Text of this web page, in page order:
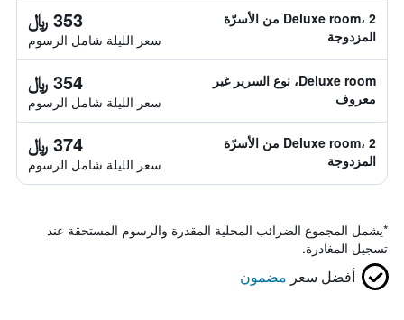
Deluxe room، 2 من الأسرّة
المزدوجة
353 ﷼
سعر الليلة شامل الرسوم
Deluxe room، نوع السرير غير
معروف
354 ﷼
سعر الليلة شامل الرسوم
Deluxe room، 2 من الأسرّة
المزدوجة
374 ﷼
سعر الليلة شامل الرسوم
*يشمل المجموع الضرائب المحلية المقدرة والرسوم المستحقة عند
تسجيل المغادرة.
أفضل سعر مضمون